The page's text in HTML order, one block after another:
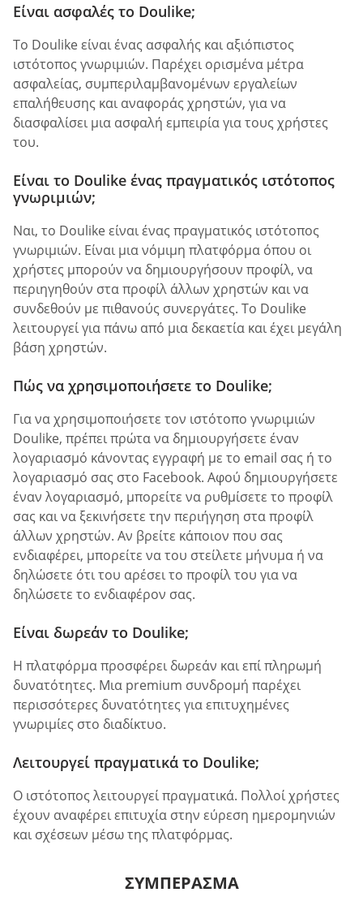
Είναι ασφαλές το Doulike;
Το Doulike είναι ένας ασφαλής και αξιόπιστος
ιστότοπος γνωριμιών. Παρέχει ορισμένα μέτρα
ασφαλείας, συμπεριλαμβανομένων εργαλείων
επαλήθευσης και αναφοράς χρηστών, για να
διασφαλίσει μια ασφαλή εμπειρία για τους χρήστες
του.
Είναι το Doulike ένας πραγματικός ιστότοπος
γνωριμιών;
Ναι, το Doulike είναι ένας πραγματικός ιστότοπος
γνωριμιών. Είναι μια νόμιμη πλατφόρμα όπου οι
χρήστες μπορούν να δημιουργήσουν προφίλ, να
περιηγηθούν στα προφίλ άλλων χρηστών και να
συνδεθούν με πιθανούς συνεργάτες. Το Doulike
λειτουργεί για πάνω από μια δεκαετία και έχει μεγάλη
βάση χρηστών.
Πώς να χρησιμοποιήσετε το Doulike;
Για να χρησιμοποιήσετε τον ιστότοπο γνωριμιών
Doulike, πρέπει πρώτα να δημιουργήσετε έναν
λογαριασμό κάνοντας εγγραφή με το email σας ή το
λογαριασμό σας στο Facebook. Αφού δημιουργήσετε
έναν λογαριασμό, μπορείτε να ρυθμίσετε το προφίλ
σας και να ξεκινήσετε την περιήγηση στα προφίλ
άλλων χρηστών. Αν βρείτε κάποιον που σας
ενδιαφέρει, μπορείτε να του στείλετε μήνυμα ή να
δηλώσετε ότι του αρέσει το προφίλ του για να
δηλώσετε το ενδιαφέρον σας.
Είναι δωρεάν το Doulike;
Η πλατφόρμα προσφέρει δωρεάν και επί πληρωμή
δυνατότητες. Μια premium συνδρομή παρέχει
περισσότερες δυνατότητες για επιτυχημένες
γνωριμίες στο διαδίκτυο.
Λειτουργεί πραγματικά το Doulike;
Ο ιστότοπος λειτουργεί πραγματικά. Πολλοί χρήστες
έχουν αναφέρει επιτυχία στην εύρεση ημερομηνιών
και σχέσεων μέσω της πλατφόρμας.
ΣΥΜΠΈΡΑΣΜΑ